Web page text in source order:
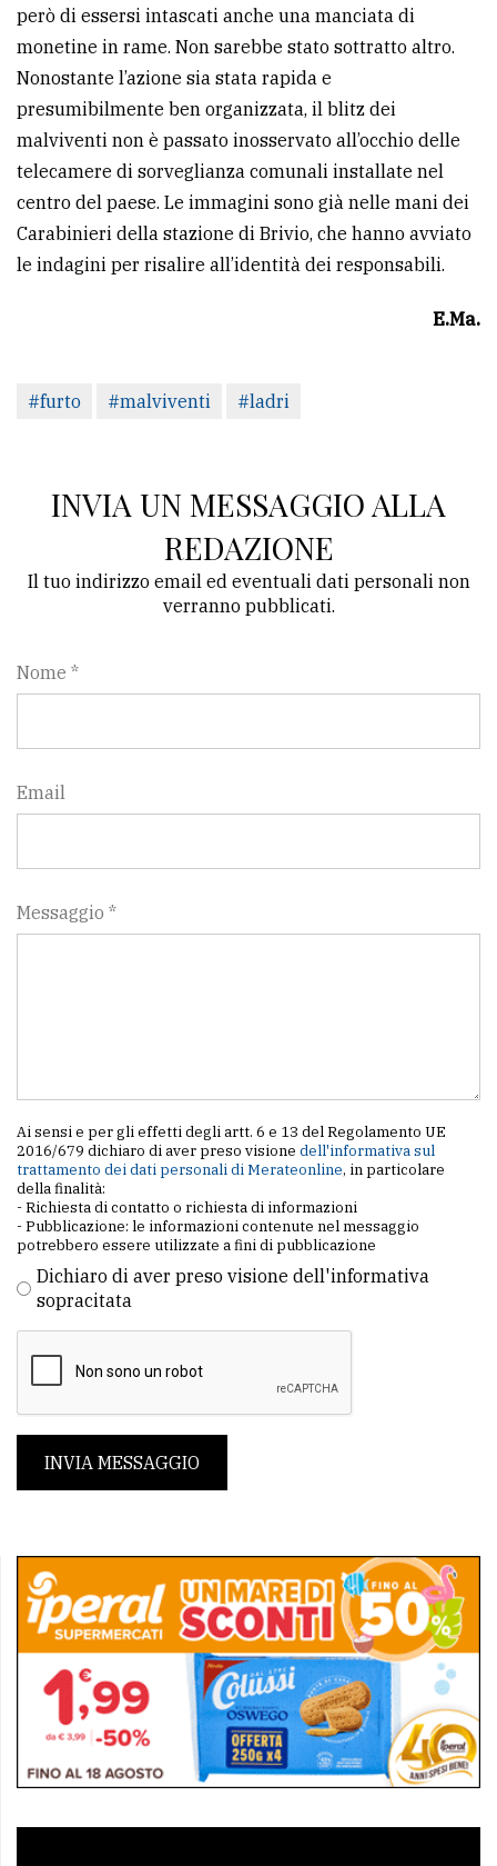
LE
ALTRE
TESTATE
PRIVACY
Privacy
però di essersi intascati anche una manciata di
monetine in rame. Non sarebbe stato sottratto altro.
Nonostante l’azione sia stata rapida e
presumibilmente ben organizzata, il blitz dei
malviventi non è passato inosservato all’occhio delle
telecamere di sorveglianza comunali installate nel
centro del paese. Le immagini sono già nelle mani dei
Carabinieri della stazione di Brivio, che hanno avviato
le indagini per risalire all’identità dei responsabili.
E.Ma.
#furto #malviventi #ladri
INVIA UN MESSAGGIO ALLA
REDAZIONE
Il tuo indirizzo email ed eventuali dati personali non
verranno pubblicati.
Nome *
Email
Messaggio *
Ai sensi e per gli effetti degli artt. 6 e 13 del Regolamento UE
2016/679 dichiaro di aver preso visione dell'informativa sul
trattamento dei dati personali di Merateonline, in particolare
della finalità:
- Richiesta di contatto o richiesta di informazioni
- Pubblicazione: le informazioni contenute nel messaggio
potrebbero essere utilizzate a fini di pubblicazione
Dichiaro di aver preso visione dell'informativa
sopracitata
INVIA MESSAGGIO